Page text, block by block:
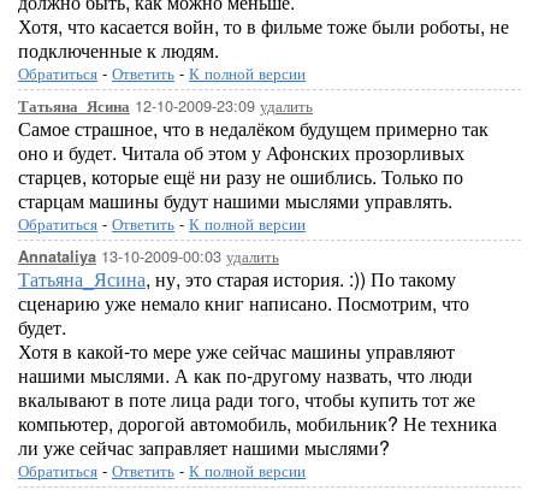
Хотя, что касается войн, то в фильме тоже были роботы, не
подключенные к людям.
Обратиться - Ответить - К полной версии
Татьяна_Ясина 12-10-2009-23:09 удалить
Самое страшное, что в недалёком будущем примерно так
оно и будет. Читала об этом у Афонских прозорливых
старцев, которые ещё ни разу не ошиблись. Только по
старцам машины будут нашими мыслями управлять.
Обратиться - Ответить - К полной версии
Annataliya 13-10-2009-00:03 удалить
Татьяна_Ясина, ну, это старая история. :)) По такому
сценарию уже немало книг написано. Посмотрим, что
будет.
Хотя в какой-то мере уже сейчас машины управляют
нашими мыслями. А как по-другому назвать, что люди
вкалывают в поте лица ради того, чтобы купить тот же
компьютер, дорогой автомобиль, мобильник? Не техника
ли уже сейчас заправляет нашими мыслями?
Обратиться - Ответить - К полной версии